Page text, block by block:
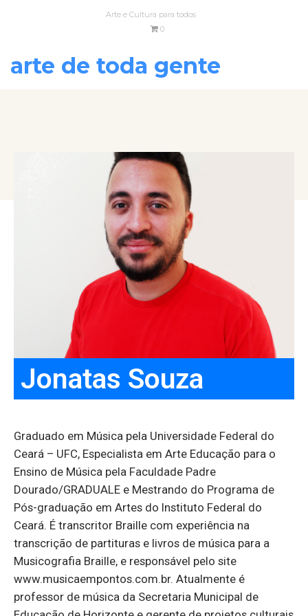
Arte e Cultura para todos
0
arte de toda gente
Jonatas Souza
Graduado em Música pela Universidade Federal do
Ceará – UFC, Especialista em Arte Educação para o
Ensino de Música pela Faculdade Padre
Dourado/GRADUALE e Mestrando do Programa de
Pós-graduação em Artes do Instituto Federal do
Ceará. É transcritor Braille com experiência na
transcrição de partituras e livros de música para a
Musicografia Braille, e responsável pelo site
www.musicaempontos.com.br. Atualmente é
professor de música da Secretaria Municipal de